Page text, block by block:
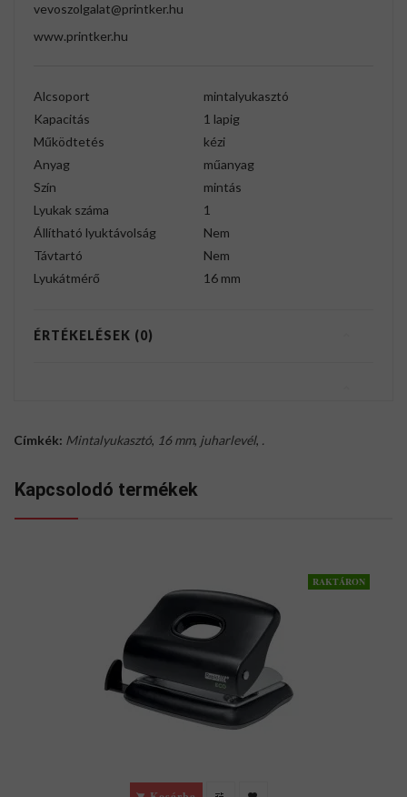
vevoszolgalat@printker.hu
www.printker.hu
Alcsoport
mintalyukasztó
Kapacitás
1 lapig
Működtetés
kézi
Anyag
műanyag
Szín
mintás
Lyukak száma
1
Állítható lyuktávolság
Nem
Távtartó
Nem
Lyukátmérő
16 mm
ÉRTÉKELÉSEK (0)
Címkék: Mintalyukasztó, 16 mm, juharlevél, .
Kapcsolodó termékek
RAKTÁRON